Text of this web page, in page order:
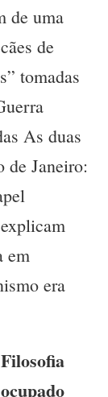
de uma
de
tomadas
As duas
de Janeiro:
em
era